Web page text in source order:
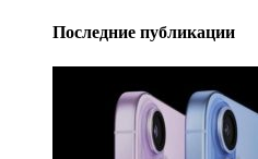
Последние публикации